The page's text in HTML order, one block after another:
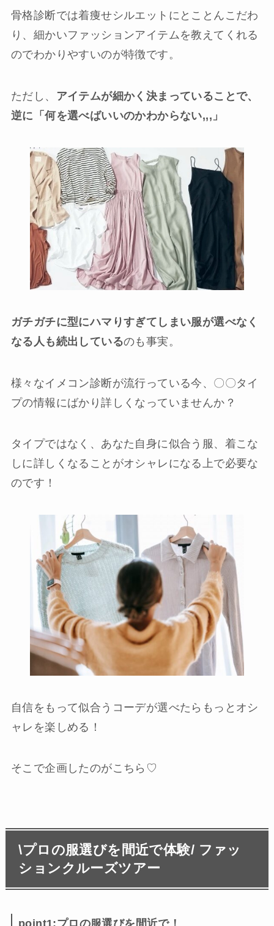
骨格診断では着痩せシルエットにとことんこだわ
り、細かいファッションアイテムを教えてくれる
のでわかりやすいのが特徴です。
ただし、 アイテムが細かく決まっていることで、
逆に「何を選べばいいのかわからない,,,」
ガチガチに型にハマりすぎてしまい服が選べなく
なる人も続出しているのも事実。
様々なイメコン診断が流行っている今、〇〇タイ
プの情報にばかり詳しくなっていませんか？
タイプではなく、あなた自身に似合う服、着こな
しに詳しくなることがオシャレになる上で必要な
のです！
自信をもって似合うコーデが選べたらもっとオシ
ャレを楽しめる！
そこで企画したのがこちら♡
\プロの服選びを間近で体験/ ファッ
ションクルーズツアー
point1:プロの服選びを間近で！